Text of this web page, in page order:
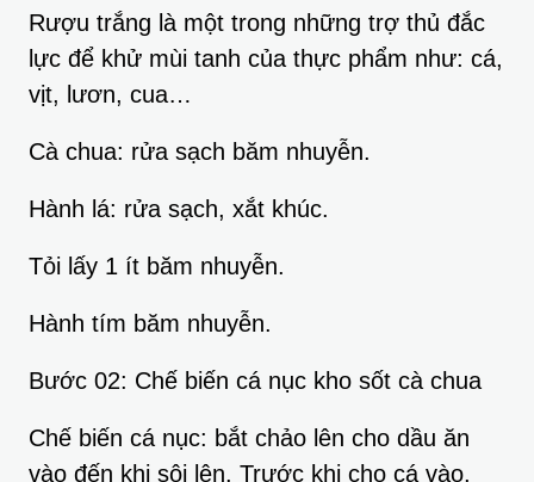
Rượu trắng là một trong những trợ thủ đắc
lực để khử mùi tanh của thực phẩm như: cá,
vịt, lươn, cua…
Cà chua: rửa sạch băm nhuyễn.
Hành lá: rửa sạch, xắt khúc.
Tỏi lấy 1 ít băm nhuyễn.
Hành tím băm nhuyễn.
Bước 02: Chế biến cá nục kho sốt cà chua
Chế biến cá nục: bắt chảo lên cho dầu ăn
vào đến khi sôi lên. Trước khi cho cá vào,